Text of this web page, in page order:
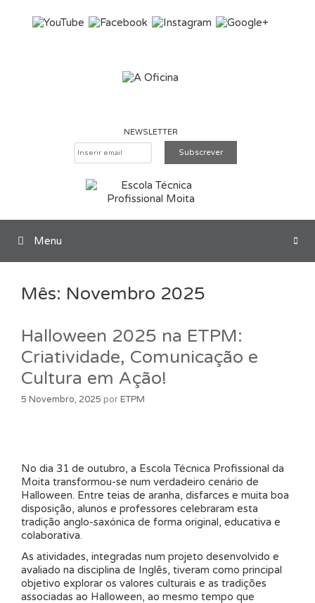
NEWSLETTER
Pesquisar
Menu
Mês: Novembro 2025
Halloween 2025 na ETPM:
Criatividade, Comunicação e
Cultura em Ação!
5 Novembro, 2025 porETPM
No dia 31 de outubro, a Escola Técnica Profissional da
Moita transformou-se num verdadeiro cenário de
Halloween. Entre teias de aranha, disfarces e muita boa
disposição, alunos e professores celebraram esta
tradição anglo-saxónica de forma original, educativa e
colaborativa.
As atividades, integradas num projeto desenvolvido e
avaliado na disciplina de Inglês, tiveram como principal
objetivo explorar os valores culturais e as tradições
associadas ao Halloween, ao mesmo tempo que